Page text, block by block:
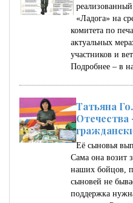
«Ладога» на
комитета по
актуальных
участников и
Подробнее – в
Татьяна
Отечества
Её сыновья
Сама она возит
наших бойцов,
сыновей не
поддержка